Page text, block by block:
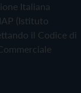
Italiana
(Istituto
il Codice di